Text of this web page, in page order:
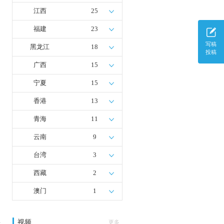
写稿
投稿
江西 25
福建 23
黑龙江 18
广西 15
宁夏 15
香港 13
青海 11
云南 9
台湾 3
西藏 2
澳门 1
视频 更多